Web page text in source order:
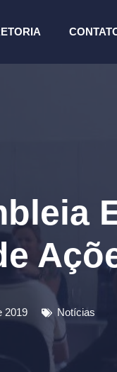
2019 Notícias